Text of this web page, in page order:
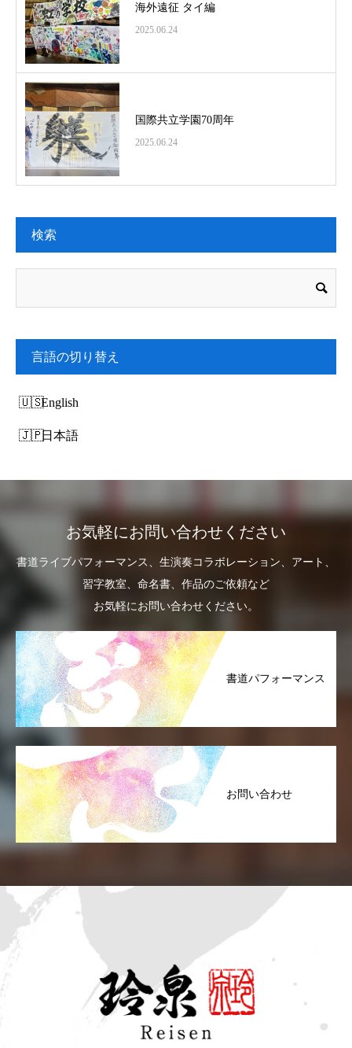
海外遠征 タイ編
2025.06.24
国際共立学園70周年
2025.06.24
検索
言語の切り替え
English
日本語
お気軽にお問い合わせください
書道ライブパフォーマンス、生演奏コラボレーション、アート、
習字教室、命名書、作品のご依頼など
お気軽にお問い合わせください。
書道パフォーマンス
お問い合わせ